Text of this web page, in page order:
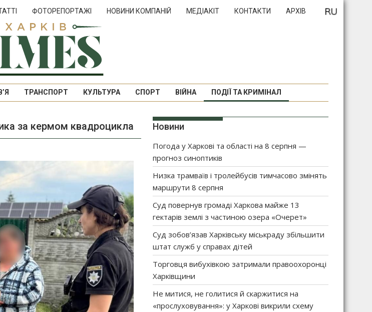
ФОТОРЕПОРТАЖІ НОВИНИ КОМПАНІЙ МЕДІАКІТ КОНТАКТИ АРХІВ
ТРАНСПОРТ КУЛЬТУРА СПОРТ ВІЙНА ПОДІЇ ТА КРИМІНАЛ
за кермом квадроцикла Новини
Погода у Харкові та області на 8 серпня —
прогноз синоптиків
Низка трамваїв і тролейбусів тимчасово змінять
маршрути 8 серпня
Суд повернув громаді Харкова майже 13
гектарів землі з частиною озера «Очерет»
Суд зобов’язав Харківську міськраду збільшити
штат служб у справах дітей
Торговця вибухівкою затримали правоохоронці
Харківщини
Не митися, не голитися й скаржитися на
«прослуховування»: у Харкові викрили схему